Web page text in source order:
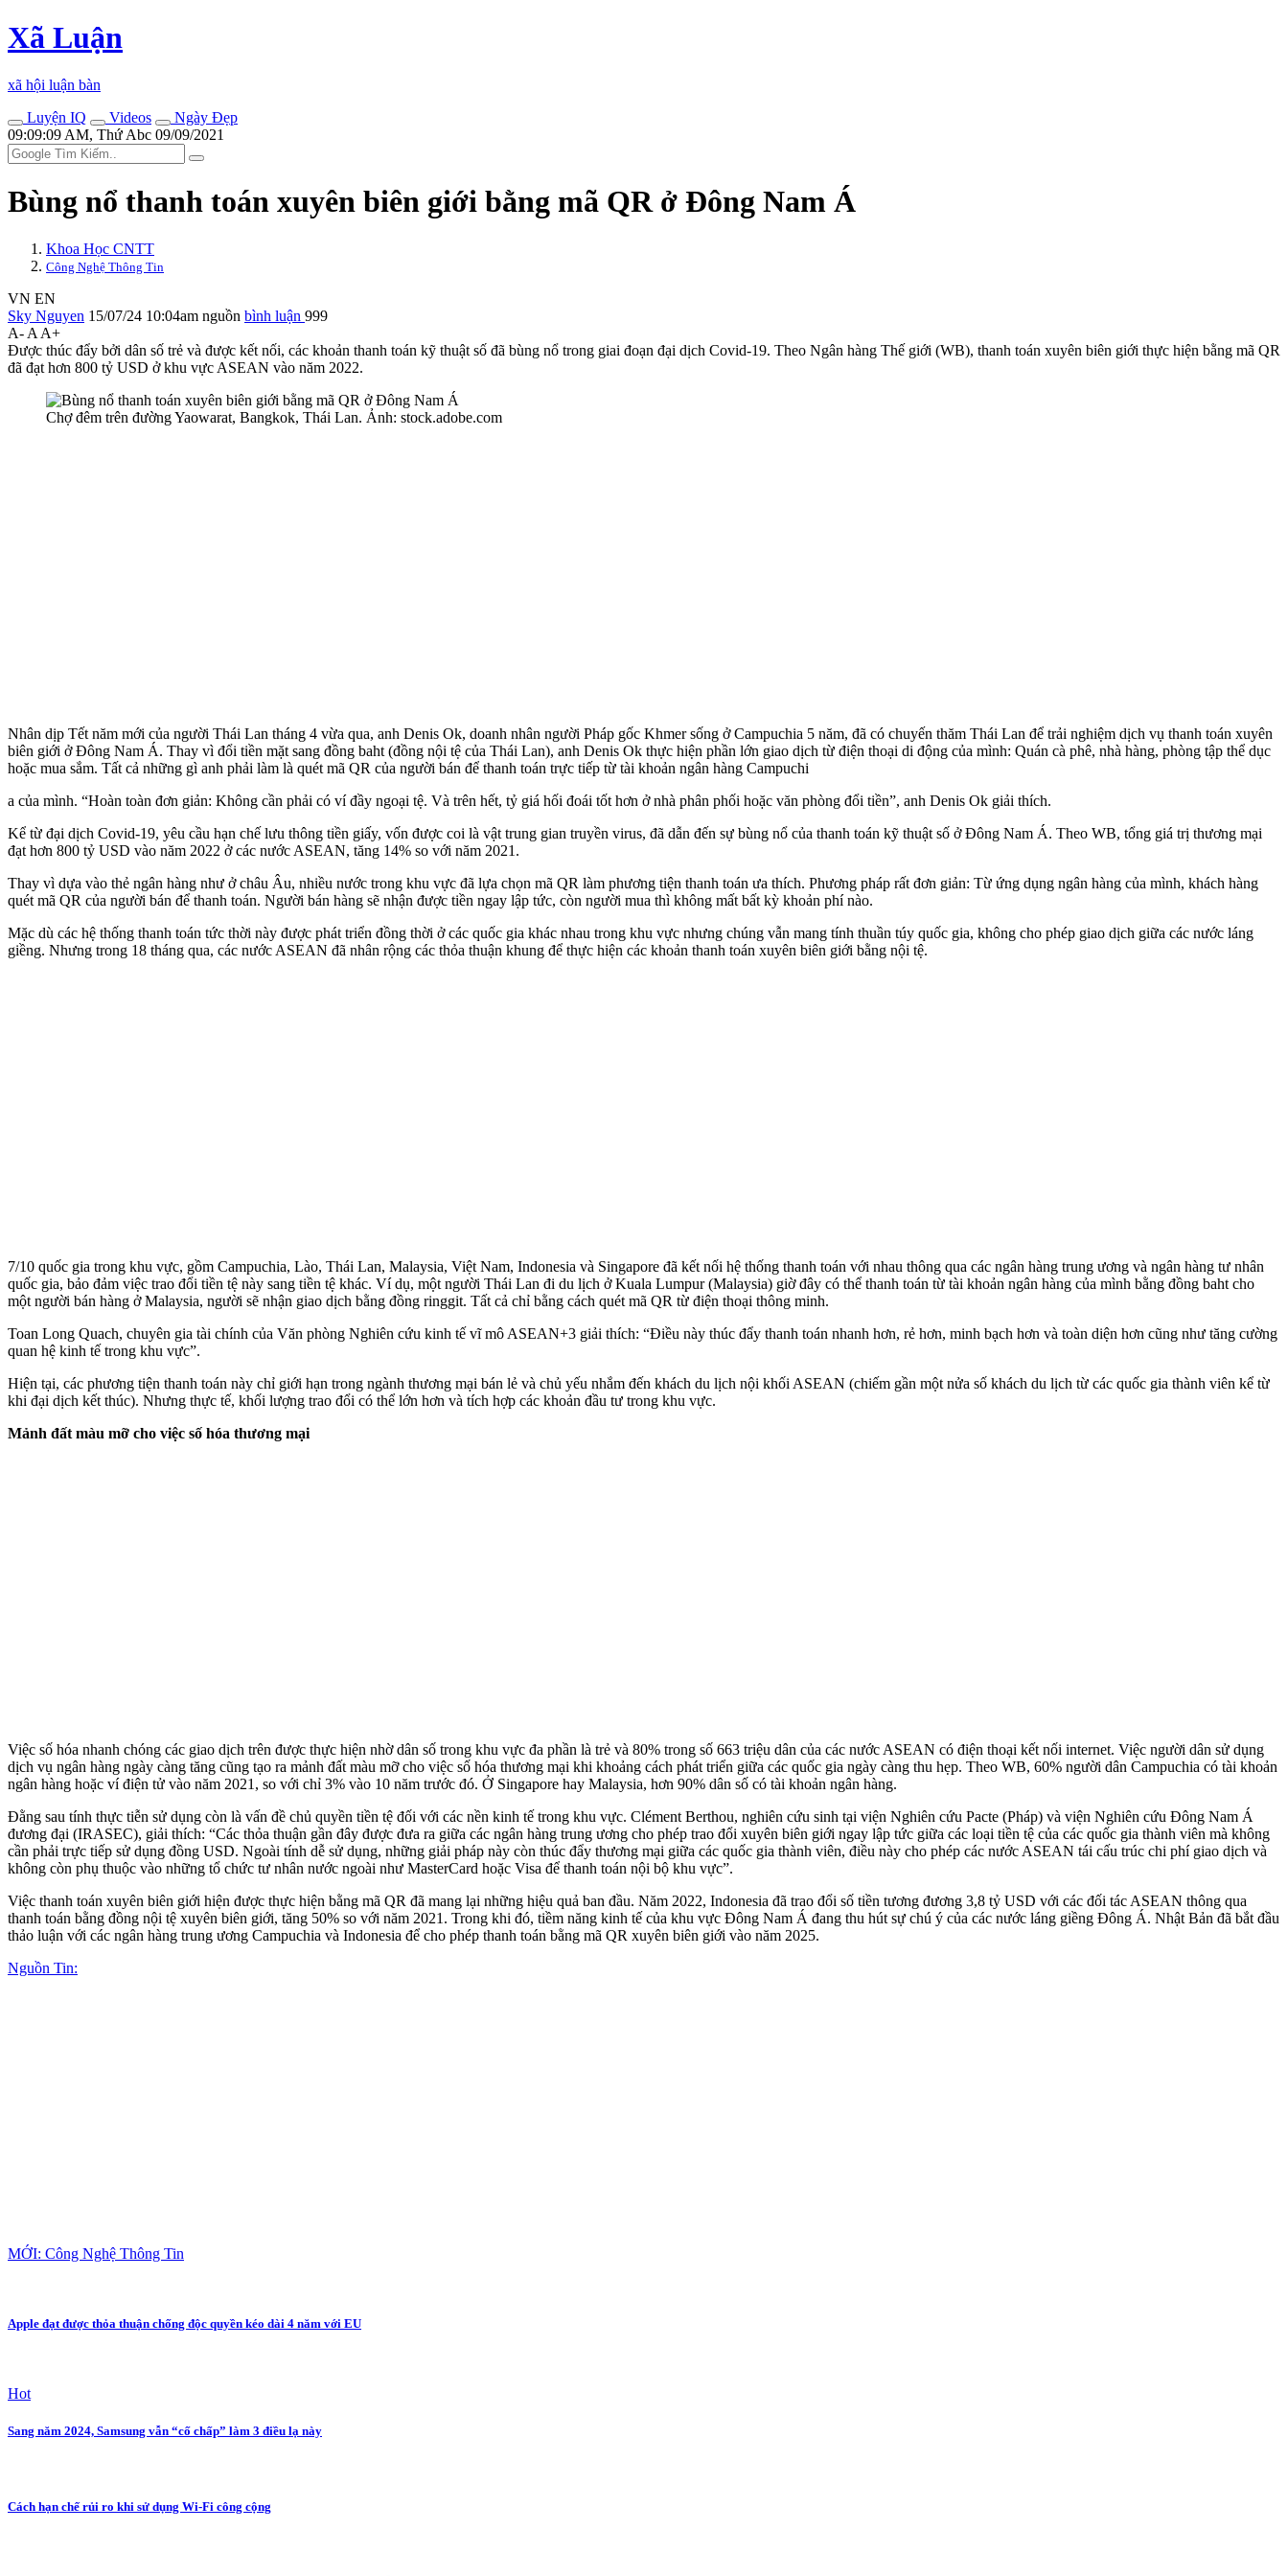
Xã Luận
xã hội luận bàn
Luyện IQ
Videos
Ngày Đẹp
09:09:09 AM, Thứ Abc 09/09/2021
Bùng nổ thanh toán xuyên biên giới bằng mã QR ở Đông Nam Á
Khoa Học CNTT
Công Nghệ Thông Tin
VN EN
Sky Nguyen 15/07/24 10:04am nguồn bình luận 999
A- A A+
Được thúc đẩy bởi dân số trẻ và được kết nối, các khoản thanh toán kỹ thuật số đã bùng nổ trong giai đoạn đại dịch Covid-19. Theo Ngân hàng Thế giới (WB), thanh toán xuyên biên giới thực hiện bằng mã QR
đã đạt hơn 800 tỷ USD ở khu vực ASEAN vào năm 2022.
Chợ đêm trên đường Yaowarat, Bangkok, Thái Lan. Ảnh: stock.adobe.com
Nhân dịp Tết năm mới của người Thái Lan tháng 4 vừa qua, anh Denis Ok, doanh nhân người Pháp gốc Khmer sống ở Campuchia 5 năm, đã có chuyến thăm Thái Lan để trải nghiệm dịch vụ thanh toán xuyên
biên giới ở Đông Nam Á. Thay vì đổi tiền mặt sang đồng baht (đồng nội tệ của Thái Lan), anh Denis Ok thực hiện phần lớn giao dịch từ điện thoại di động của mình: Quán cà phê, nhà hàng, phòng tập thể dục
hoặc mua sắm. Tất cả những gì anh phải làm là quét mã QR của người bán để thanh toán trực tiếp từ tài khoản ngân hàng Campuchi
a của mình. “Hoàn toàn đơn giản: Không cần phải có ví đầy ngoại tệ. Và trên hết, tỷ giá hối đoái tốt hơn ở nhà phân phối hoặc văn phòng đổi tiền”, anh Denis Ok giải thích.
Kể từ đại dịch Covid-19, yêu cầu hạn chế lưu thông tiền giấy, vốn được coi là vật trung gian truyền virus, đã dẫn đến sự bùng nổ của thanh toán kỹ thuật số ở Đông Nam Á. Theo WB, tổng giá trị thương mại
đạt hơn 800 tỷ USD vào năm 2022 ở các nước ASEAN, tăng 14% so với năm 2021.
Thay vì dựa vào thẻ ngân hàng như ở châu Âu, nhiều nước trong khu vực đã lựa chọn mã QR làm phương tiện thanh toán ưa thích. Phương pháp rất đơn giản: Từ ứng dụng ngân hàng của mình, khách hàng
quét mã QR của người bán để thanh toán. Người bán hàng sẽ nhận được tiền ngay lập tức, còn người mua thì không mất bất kỳ khoản phí nào.
Mặc dù các hệ thống thanh toán tức thời này được phát triển đồng thời ở các quốc gia khác nhau trong khu vực nhưng chúng vẫn mang tính thuần túy quốc gia, không cho phép giao dịch giữa các nước láng
giềng. Nhưng trong 18 tháng qua, các nước ASEAN đã nhân rộng các thỏa thuận khung để thực hiện các khoản thanh toán xuyên biên giới bằng nội tệ.
7/10 quốc gia trong khu vực, gồm Campuchia, Lào, Thái Lan, Malaysia, Việt Nam, Indonesia và Singapore đã kết nối hệ thống thanh toán với nhau thông qua các ngân hàng trung ương và ngân hàng tư nhân
quốc gia, bảo đảm việc trao đổi tiền tệ này sang tiền tệ khác. Ví dụ, một người Thái Lan đi du lịch ở Kuala Lumpur (Malaysia) giờ đây có thể thanh toán từ tài khoản ngân hàng của mình bằng đồng baht cho
một người bán hàng ở Malaysia, người sẽ nhận giao dịch bằng đồng ringgit. Tất cả chỉ bằng cách quét mã QR từ điện thoại thông minh.
Toan Long Quach, chuyên gia tài chính của Văn phòng Nghiên cứu kinh tế vĩ mô ASEAN+3 giải thích: “Điều này thúc đẩy thanh toán nhanh hơn, rẻ hơn, minh bạch hơn và toàn diện hơn cũng như tăng cường
quan hệ kinh tế trong khu vực”.
Hiện tại, các phương tiện thanh toán này chỉ giới hạn trong ngành thương mại bán lẻ và chủ yếu nhắm đến khách du lịch nội khối ASEAN (chiếm gần một nửa số khách du lịch từ các quốc gia thành viên kể từ
khi đại dịch kết thúc). Nhưng thực tế, khối lượng trao đổi có thể lớn hơn và tích hợp các khoản đầu tư trong khu vực.
Mảnh đất màu mỡ cho việc số hóa thương mại
Việc số hóa nhanh chóng các giao dịch trên được thực hiện nhờ dân số trong khu vực đa phần là trẻ và 80% trong số 663 triệu dân của các nước ASEAN có điện thoại kết nối internet. Việc người dân sử dụng
dịch vụ ngân hàng ngày càng tăng cũng tạo ra mảnh đất màu mỡ cho việc số hóa thương mại khi khoảng cách phát triển giữa các quốc gia ngày càng thu hẹp. Theo WB, 60% người dân Campuchia có tài khoản
ngân hàng hoặc ví điện tử vào năm 2021, so với chỉ 3% vào 10 năm trước đó. Ở Singapore hay Malaysia, hơn 90% dân số có tài khoản ngân hàng.
Đằng sau tính thực tiễn sử dụng còn là vấn đề chủ quyền tiền tệ đối với các nền kinh tế trong khu vực. Clément Berthou, nghiên cứu sinh tại viện Nghiên cứu Pacte (Pháp) và viện Nghiên cứu Đông Nam Á
đương đại (IRASEC), giải thích: “Các thỏa thuận gần đây được đưa ra giữa các ngân hàng trung ương cho phép trao đổi xuyên biên giới ngay lập tức giữa các loại tiền tệ của các quốc gia thành viên mà không
cần phải trực tiếp sử dụng đồng USD. Ngoài tính dễ sử dụng, những giải pháp này còn thúc đẩy thương mại giữa các quốc gia thành viên, điều này cho phép các nước ASEAN tái cấu trúc chi phí giao dịch và
không còn phụ thuộc vào những tổ chức tư nhân nước ngoài như MasterCard hoặc Visa để thanh toán nội bộ khu vực”.
Việc thanh toán xuyên biên giới hiện được thực hiện bằng mã QR đã mang lại những hiệu quả ban đầu. Năm 2022, Indonesia đã trao đổi số tiền tương đương 3,8 tỷ USD với các đối tác ASEAN thông qua
thanh toán bằng đồng nội tệ xuyên biên giới, tăng 50% so với năm 2021. Trong khi đó, tiềm năng kinh tế của khu vực Đông Nam Á đang thu hút sự chú ý của các nước láng giềng Đông Á. Nhật Bản đã bắt đầu
thảo luận với các ngân hàng trung ương Campuchia và Indonesia để cho phép thanh toán bằng mã QR xuyên biên giới vào năm 2025.
Nguồn Tin:
MỚI: Công Nghệ Thông Tin
Apple đạt được thỏa thuận chống độc quyền kéo dài 4 năm với EU
Hot
Sang năm 2024, Samsung vẫn “cố chấp” làm 3 điều lạ này
Cách hạn chế rủi ro khi sử dụng Wi-Fi công cộng